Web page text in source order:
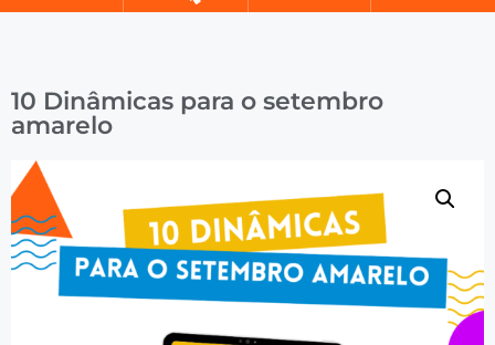
10 Dinâmicas para o setembro
amarelo